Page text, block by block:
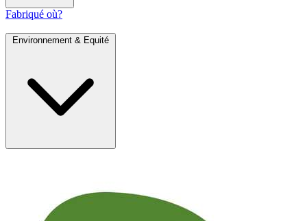
Fabriqué où?
Environnement & Equité